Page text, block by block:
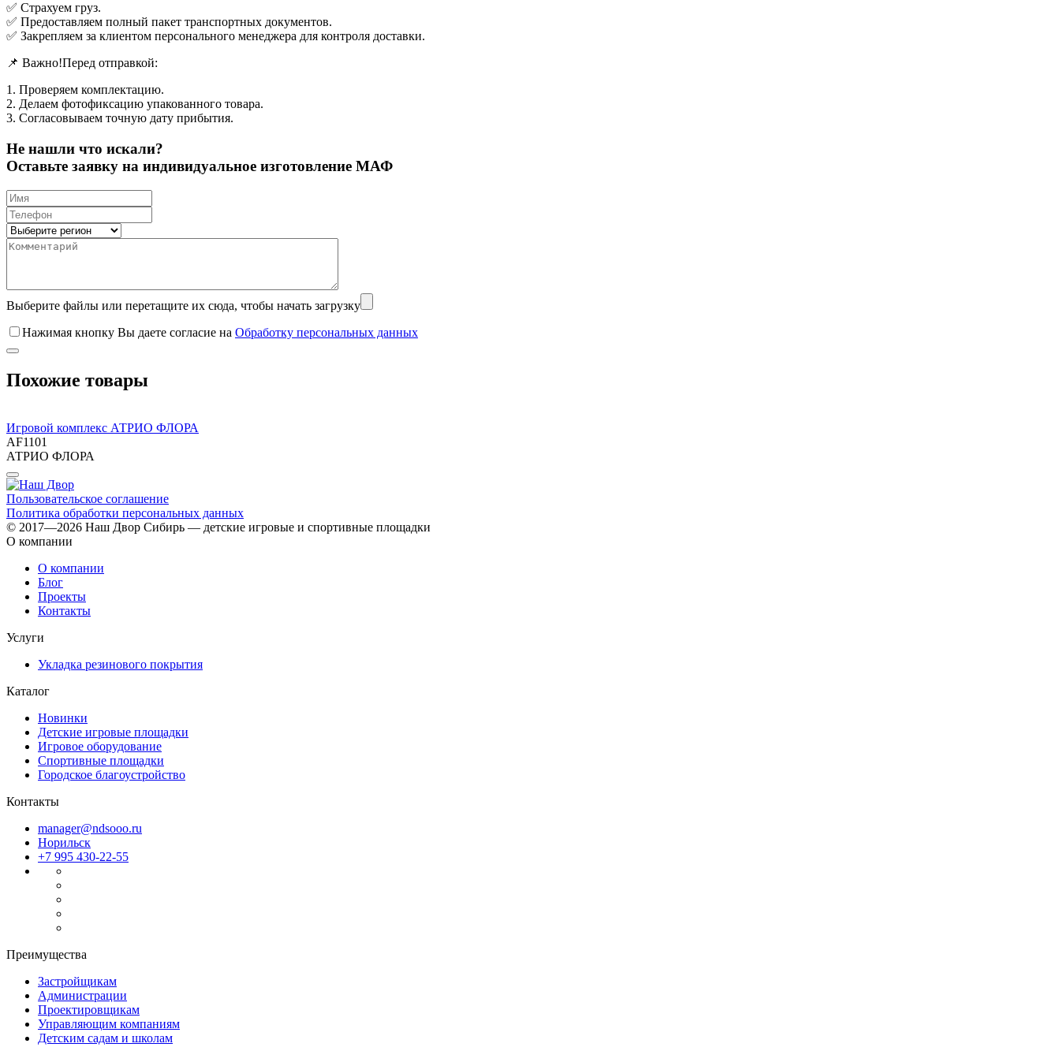
✅ Страхуем груз.
✅ Предоставляем полный пакет транспортных документов.
✅ Закрепляем за клиентом персонального менеджера для контроля доставки.
📌 Важно!Перед отправкой:
1. Проверяем комплектацию.
2. Делаем фотофиксацию упакованного товара.
3. Согласовываем точную дату прибытия.
Не нашли что искали?
Оставьте заявку на индивидуальное изготовление МАФ
Выберите файлы или перетащите их сюда, чтобы начать загрузку
Нажимая кнопку Вы даете согласие на Обработку персональных данных
Похожие товары
Игровой комплекс АТРИО ФЛОРА
AF1101
АТРИО ФЛОРА
Пользовательское соглашение
Политика обработки персональных данных
© 2017—2026 Наш Двор Сибирь — детские игровые и спортивные площадки
О компании
О компании
Блог
Проекты
Контакты
Услуги
Укладка резинового покрытия
Каталог
Новинки
Детские игровые площадки
Игровое оборудование
Спортивные площадки
Городское благоустройство
Контакты
manager@ndsooo.ru
Норильск
+7 995 430-22-55
Преимущества
Застройщикам
Администрации
Проектировщикам
Управляющим компаниям
Детским садам и школам